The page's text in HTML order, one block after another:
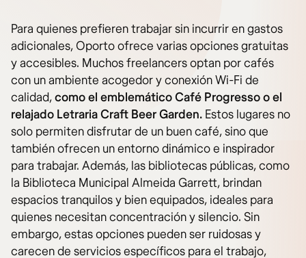
Para quienes prefieren trabajar sin incurrir en gastos
adicionales, Oporto ofrece varias opciones gratuitas
y accesibles. Muchos freelancers optan por cafés
con un ambiente acogedor y conexión Wi-Fi de
calidad,como el emblemático Café Progresso o el
relajado Letraria Craft Beer Garden. Estos lugares no
solo permiten disfrutar de un buen café, sino que
también ofrecen un entorno dinámico e inspirador
para trabajar. Además, las bibliotecas públicas, como
la Biblioteca Municipal Almeida Garrett, brindan
espacios tranquilos y bien equipados, ideales para
quienes necesitan concentración y silencio. Sin
embargo, estas opciones pueden ser ruidosas y
carecen de servicios específicos para el trabajo,